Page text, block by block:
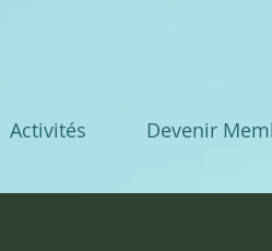
Activités Devenir